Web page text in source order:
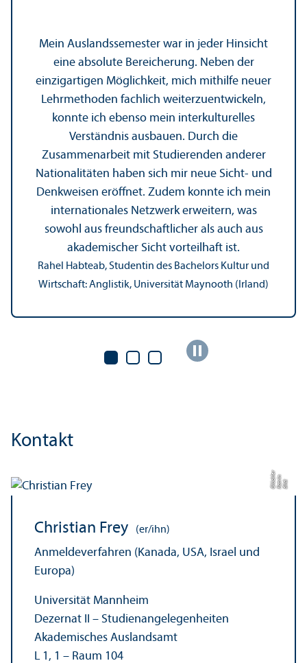
Mein Auslands­semester war in jeder Hinsicht
eine absolute Bereicherung. Neben der
einzigartigen Möglichkeit, mich mithilfe neuer
Lehr­methoden fach­lich weiterzuentwickeln,
konnte ich ebenso mein interkulturelles
Verständnis ausbauen. Durch die
Zusammenarbeit mit Studierenden anderer
Nationalitäten haben sich mir neue Sicht- und
Denkweisen eröffnet. Zudem konnte ich mein
internationales Netzwerk erweitern, was
sowohl aus freundschaft­licher als auch aus
akademischer Sicht vorteilhaft ist.
Rahel Habteab, Studentin des Bachelors Kultur und
Wirtschaft: Anglistik, Universität Maynooth (Irland)
Kontakt
Bil
d:
K
a
t
ri
nGl
ü
c
kle
r
Christian Frey (er/ihn)
Anmelde­verfahren (Kanada, USA, Israel und
Europa)
Universität Mannheim
Dezernat II – Studien­angelegenheiten
Akademisches Auslands­amt
L 1, 1 – Raum 104